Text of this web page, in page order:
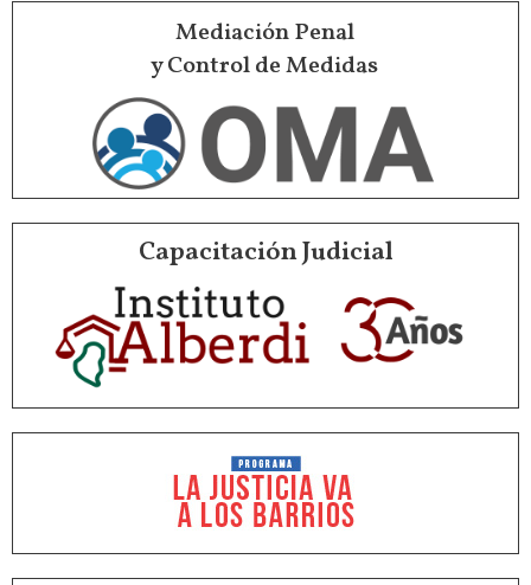
Mediación Penal
y Control de Medidas
Capacitación Judicial